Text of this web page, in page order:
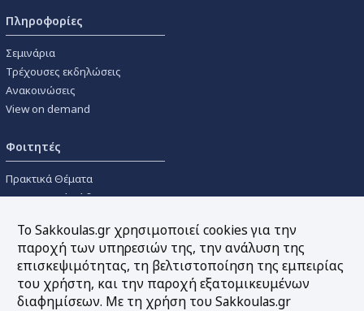
Πληροφορίες
Σεμινάρια
Τρέχουσες εκδηλώσεις
Ανακοινώσεις
View on demand
Φοιτητές
Πρακτικά Θέματα
Οικονομικοί Κώδικες
Συγγραμμάτων
Εργαλεία
Online υπολογισμός τόκων
Το Sakkoulas.gr χρησιμοποιεί cookies για την
παροχή των υπηρεσιών της, την ανάλυση της
επισκεψιμότητας, τη βελτιστοποίηση της εμπειρίας
του χρήστη, και την παροχή εξατομικευμένων
διαφημίσεων. Με τη χρήση του Sakkoulas.gr